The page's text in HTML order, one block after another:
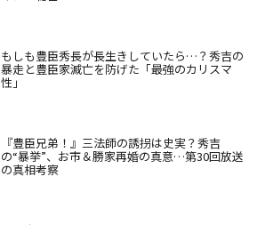
もしも豊臣秀長が長生きしていたら…？秀吉の
暴走と豊臣家滅亡を防げた「最強のカリスマ
性」
『豊臣兄弟！』三法師の誘拐は史実？秀吉
の“暴挙”、お市＆勝家再婚の真意…第30回放送
の真相考察